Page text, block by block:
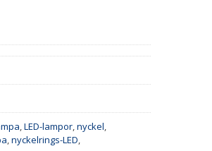
,LED-lampor,nyckel,
,nyckelrings-LED,